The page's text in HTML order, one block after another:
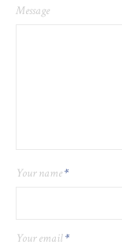
Message
Your name*
Your email*